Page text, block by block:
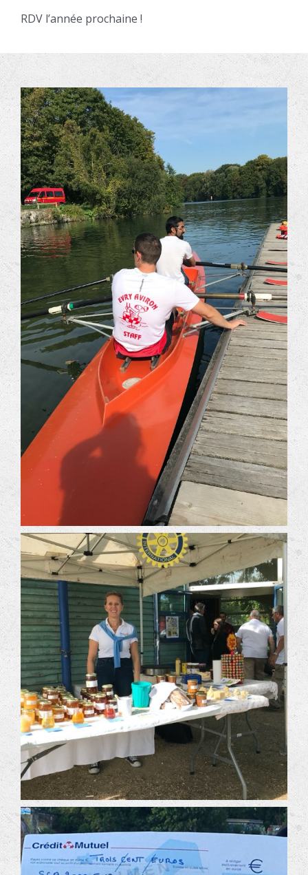
RDV l’année prochaine !